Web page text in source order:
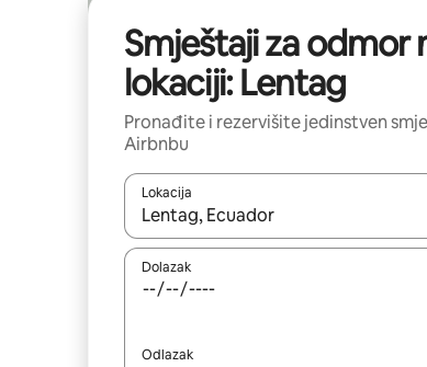
Smještaji za odmor
lokaciji: Lentag
Pronađite i rezervišite jedinstven
Airbnbu
Lokacija
Kad rezultati budu dostupni, krećite se
Dolazak
Odlazak